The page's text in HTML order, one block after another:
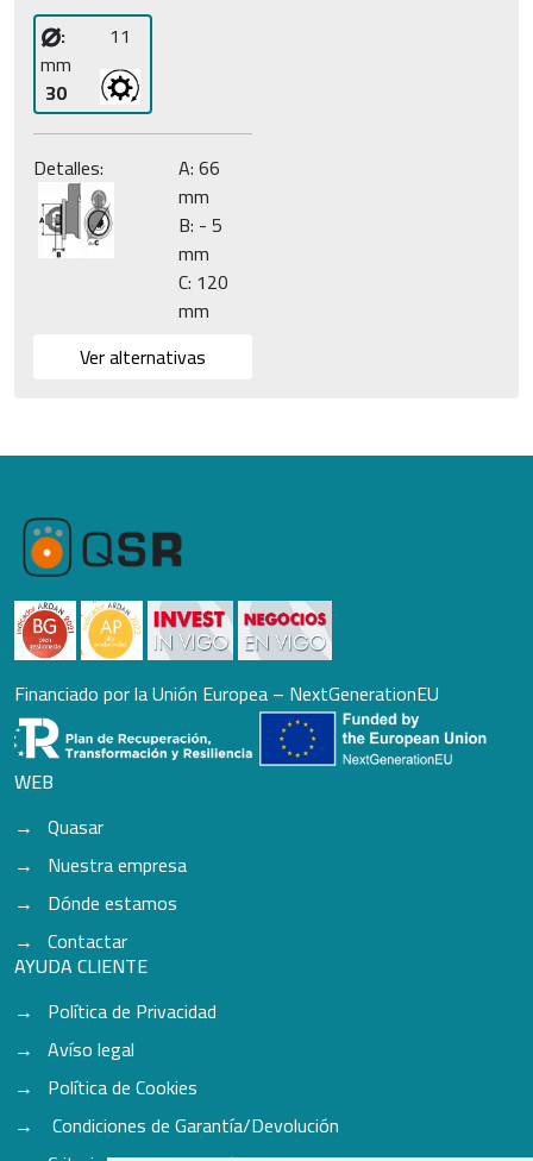
⌀:
mm
30
11
Detalles:
A: 66
mm
B: - 5
mm
C: 120
mm
Ver alternativas
Financiado por la Unión Europea – NextGenerationEU
WEB
Quasar
Nuestra empresa
Dónde estamos
Contactar
AYUDA CLIENTE
Política de Privacidad
Avíso legal
Política de Cookies
Condiciones de Garantía/Devolución